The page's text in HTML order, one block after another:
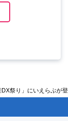
祭り」にいえらぶが